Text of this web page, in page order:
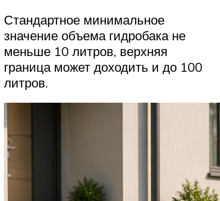
Стандартное минимальное
значение объема гидробака не
меньше 10 литров, верхняя
граница может доходить и до 100
литров.